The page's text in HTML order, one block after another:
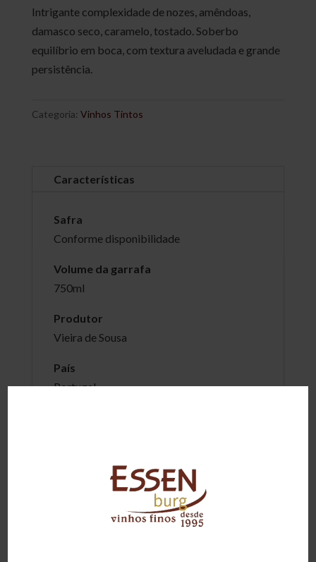
Intrigante complexidade de nozes, amêndoas,
damasco seco, caramelo, tostado. Soberbo
equilíbrio em boca, com textura aveludada e grande
persistência.
Categoria: Vinhos Tintos
Características
Safra
Conforme disponibilidade
Volume da garrafa
750ml
Produtor
Vieira de Sousa
País
Portugal
Doces e Fortificados
Amadurecimento